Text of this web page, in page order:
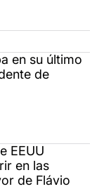
en su último
de
EEUU
en las
de Flávio